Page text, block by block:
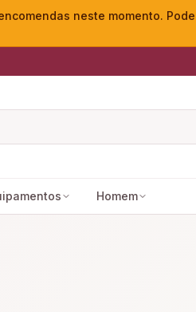
neste momento.
Homem